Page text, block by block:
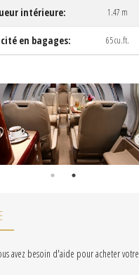
intérieure: 1.47 m
en bagages: 65 cu.ft.
avez besoin d'aide pour acheter votre